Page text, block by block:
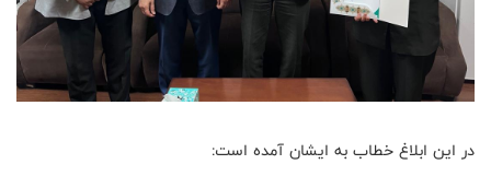
در این ابلاغ خطاب به ایشان آمده است: